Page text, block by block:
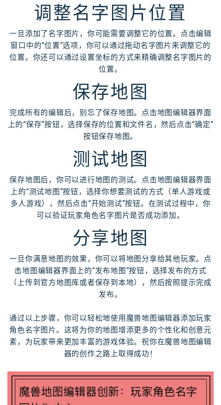
调整名字图片位置
一旦添加了名字图片，你可能需要调整它的位置。点击编辑
窗口中的“位置”选项，你可以通过拖动名字图片来调整它的
位置。你还可以通过设置坐标的方式来精确调整名字图片的
位置。
保存地图
完成所有的编辑后，别忘了保存地图。点击地图编辑器界面
上的“保存”按钮，选择保存的位置和文件名，然后点击“确定”
按钮保存地图。
测试地图
保存地图后，你可以进行地图的测试。点击地图编辑器界面
上的“测试地图”按钮，选择你想要测试的方式（单人游戏或
多人游戏），然后点击“开始测试”按钮。在测试过程中，你
可以验证玩家角色名字图片是否成功添加。
分享地图
一旦你满意地图的效果，你可以将地图分享给其他玩家。点
击地图编辑器界面上的“发布地图”按钮，选择发布的方式
（上传到官方地图库或者保存到本地），然后按照提示完成
发布。
通过以上步骤，你可以轻松地使用魔兽地图编辑器添加玩家
角色名字图片。这将为你的地图增添更多的个性化和创意元
素，为玩家带来更加丰富的游戏体验。祝你在魔兽地图编辑
器的创作之路上取得成功！